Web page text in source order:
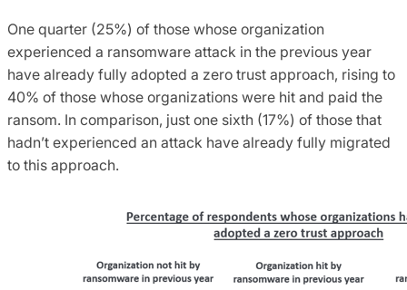
One quarter (25%) of those whose organization
experienced a ransomware attack in the previous year
have already fully adopted a zero trust approach, rising to
40% of those whose organizations were hit and paid the
ransom. In comparison, just one sixth (17%) of those that
hadn’t experienced an attack have already fully migrated
to this approach.